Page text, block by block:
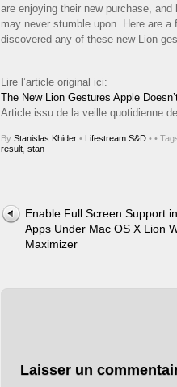
are enjoying their new purchase,
may never stumble upon. Here are
discovered any of these new Lion
Lire l’article original ici:
The New Lion Gestures Apple
Article issu de la veille quotidienne
By Stanislas Khider • Lifestream S&D • •
result stan
Enable Full Screen Support
Apps Under Mac OS X Lion
Maximizer
Laisser un